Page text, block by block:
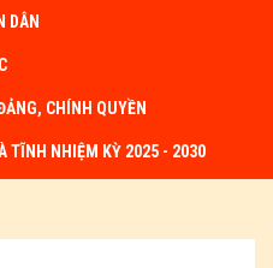
DÂN
CHÍNH QUYỀN
TĨNH NHIỆM KỲ 2025 - 2030